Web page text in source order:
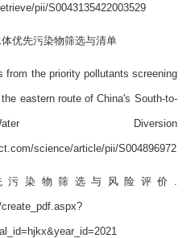
pii/S0043135422003529
优先污染物筛选与清单
from the priority pollutants screening
eastern route of China's South-to-
Diversion
science/article/pii/
染物筛选与风险评价.